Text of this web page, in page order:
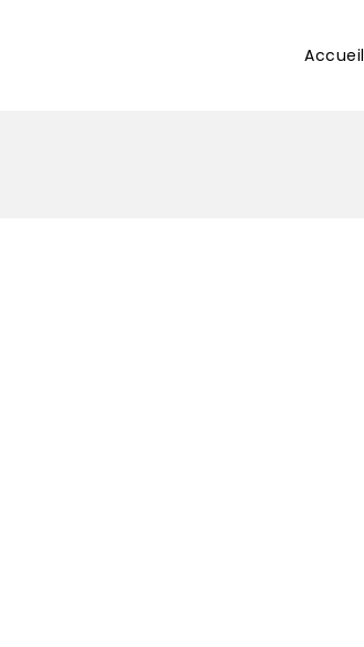
Accueil